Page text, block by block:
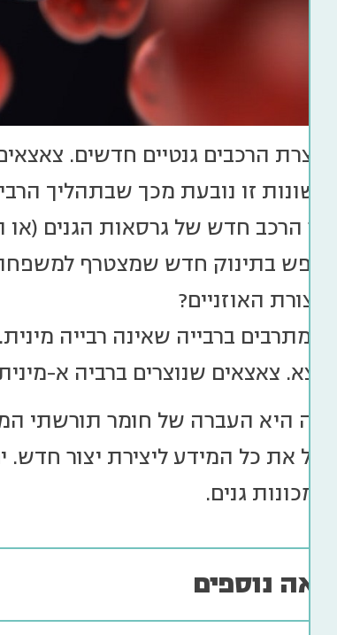
יוצרת הרכבים גנטיים חדשים.
שונות זו נובעת מכך שבתהליך
הרכב חדש של גרסאות הגנים
לחפש בתינוק חדש שמצטרף
צורת האוזניים?
המתרבים ברבייה שאינה רבייה
לצאצא. צאצאים שנוצרים ברביה א-
היא העברה של חומר תורשתי
את כל המידע ליצירת יצור
מכונות גנים.
נוספים